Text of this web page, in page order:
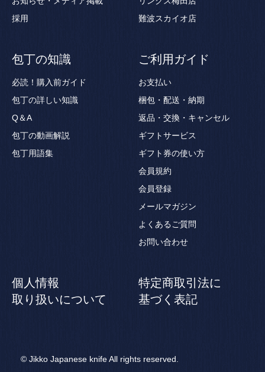
採用
難波スカイオ店
包丁の知識
必読！購入前ガイド
包丁の詳しい知識
Q＆A
包丁の動画解説
包丁用語集
ご利用ガイド
お支払い
梱包・配送・納期
返品・交換・キャンセル
ギフトサービス
ギフト券の使い方
会員規約
会員登録
メールマガジン
よくあるご質問
お問い合わせ
個人情報
取り扱いについて
特定商取引法に
基づく表記
© Jikko Japanese knife All rights reserved.